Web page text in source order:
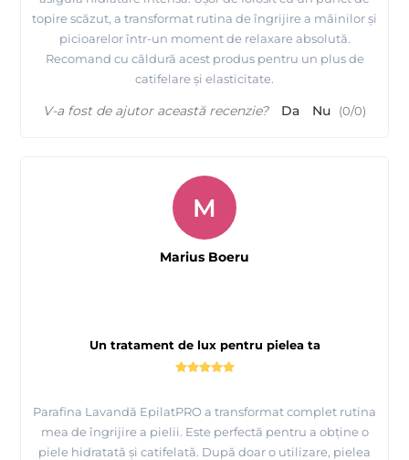
topire scăzut, a transformat rutina de îngrijire a mâinilor și
picioarelor într-un moment de relaxare absolută.
Recomand cu căldură acest produs pentru un plus de
catifelare și elasticitate.
V-a fost de ajutor această recenzie? Da Nu (0/0)
Un tratament de lux pentru pielea ta
Parafina Lavandă EpilatPRO a transformat complet rutina
mea de îngrijire a pielii. Este perfectă pentru a obține o
piele hidratată și catifelată. După doar o utilizare, pielea
M
Marius Boeru